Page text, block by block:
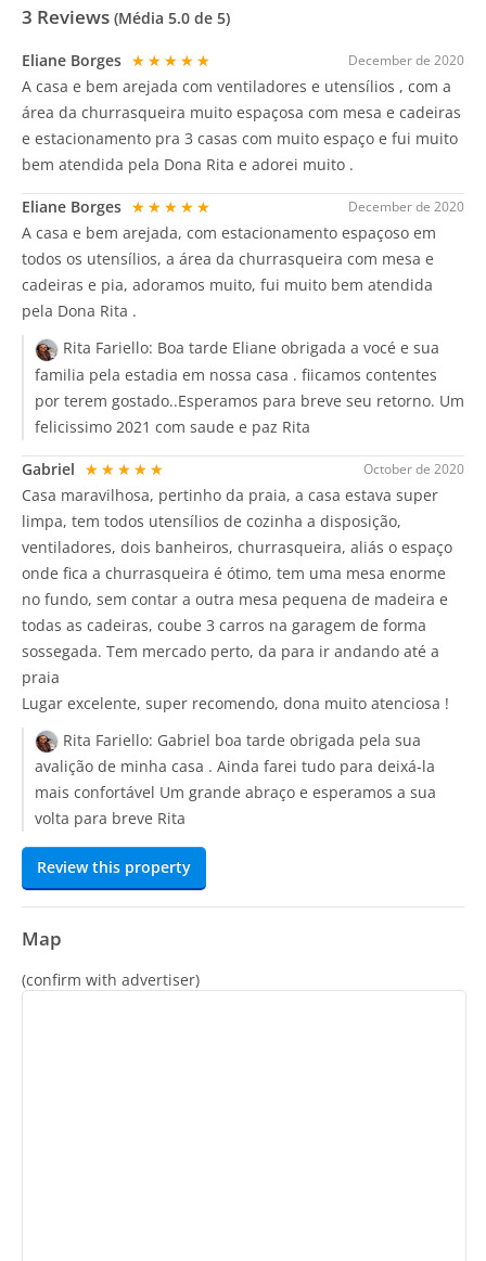
3 Reviews (Média 5.0 de 5)
December de 2020
Eliane Borges ★★★★★
A casa e bem arejada com ventiladores e utensílios , com a
área da churrasqueira muito espaçosa com mesa e cadeiras
e estacionamento pra 3 casas com muito espaço e fui muito
bem atendida pela Dona Rita e adorei muito .
December de 2020
Eliane Borges ★★★★★
A casa e bem arejada, com estacionamento espaçoso em
todos os utensílios, a área da churrasqueira com mesa e
cadeiras e pia, adoramos muito, fui muito bem atendida
pela Dona Rita .
Rita Fariello: Boa tarde Eliane obrigada a vocé e sua
familia pela estadia em nossa casa . fiicamos contentes
por terem gostado..Esperamos para breve seu retorno. Um
felicissimo 2021 com saude e paz Rita
October de 2020
Gabriel ★★★★★
Casa maravilhosa, pertinho da praia, a casa estava super
limpa, tem todos utensílios de cozinha a disposição,
ventiladores, dois banheiros, churrasqueira, aliás o espaço
onde fica a churrasqueira é ótimo, tem uma mesa enorme
no fundo, sem contar a outra mesa pequena de madeira e
todas as cadeiras, coube 3 carros na garagem de forma
sossegada. Tem mercado perto, da para ir andando até a
praia
Lugar excelente, super recomendo, dona muito atenciosa !
Rita Fariello: Gabriel boa tarde obrigada pela sua
avalição de minha casa . Ainda farei tudo para deixá-la
mais confortável Um grande abraço e esperamos a sua
volta para breve Rita
Review this property
Map
(confirm with advertiser)